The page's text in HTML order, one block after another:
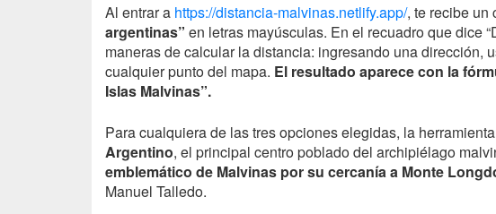
Al entrar a https://distancia-malvinas.netlify.app/, te recibe un
argentinas” en letras mayúsculas. En el recuadro que dice
maneras de calcular la distancia: ingresando una dirección,
cualquier punto del mapa. El resultado aparece con la
Islas Malvinas”.
Para cualquiera de las tres opciones elegidas, la
Argentino, el principal centro poblado del archipiélago
emblemático de Malvinas por su cercanía a Monte
Manuel Talledo.